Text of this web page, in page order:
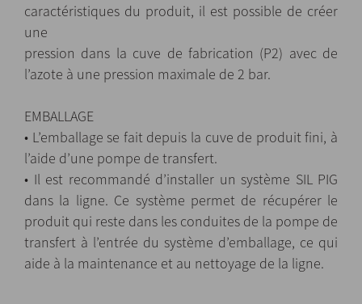
caractéristiques du produit, il est possible de créer
une
pression dans la cuve de fabrication (P2) avec de
l’azote à une pression maximale de 2 bar.
EMBALLAGE
• L’emballage se fait depuis la cuve de produit fini, à
l’aide d’une pompe de transfert.
• Il est recommandé d’installer un système SIL PIG
dans la ligne. Ce système permet de récupérer le
produit qui reste dans les conduites de la pompe de
transfert à l’entrée du système d’emballage, ce qui
aide à la maintenance et au nettoyage de la ligne.